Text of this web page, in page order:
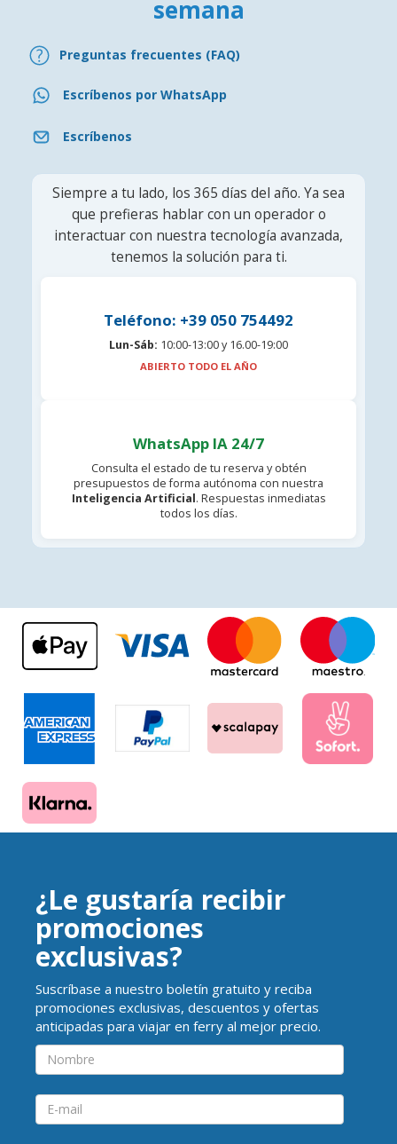
semana
Preguntas frecuentes (FAQ)
Escríbenos por WhatsApp
Escríbenos
Siempre a tu lado, los 365 días del año. Ya sea
que prefieras hablar con un operador o
interactuar con nuestra tecnología avanzada,
tenemos la solución para ti.
Teléfono: +39 050 754492
Lun-Sáb: 10:00-13:00 y 16.00-19:00
ABIERTO TODO EL AÑO
WhatsApp IA 24/7
Consulta el estado de tu reserva y obtén
presupuestos de forma autónoma con nuestra
Inteligencia Artificial. Respuestas inmediatas
todos los días.
¿Le gustaría recibir
promociones
exclusivas?
Suscríbase a nuestro boletín gratuito y reciba
promociones exclusivas, descuentos y ofertas
anticipadas para viajar en ferry al mejor precio.